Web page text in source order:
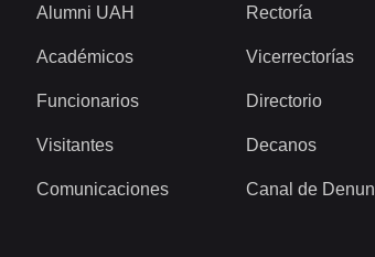
Alumni UAH
Académicos
Funcionarios
Visitantes
Comunicaciones
Rectoría
Vicerrectorías
Directorio
Decanos
Canal de